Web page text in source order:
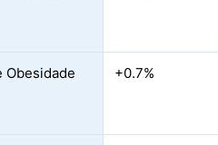
Obesidade
+0.7%